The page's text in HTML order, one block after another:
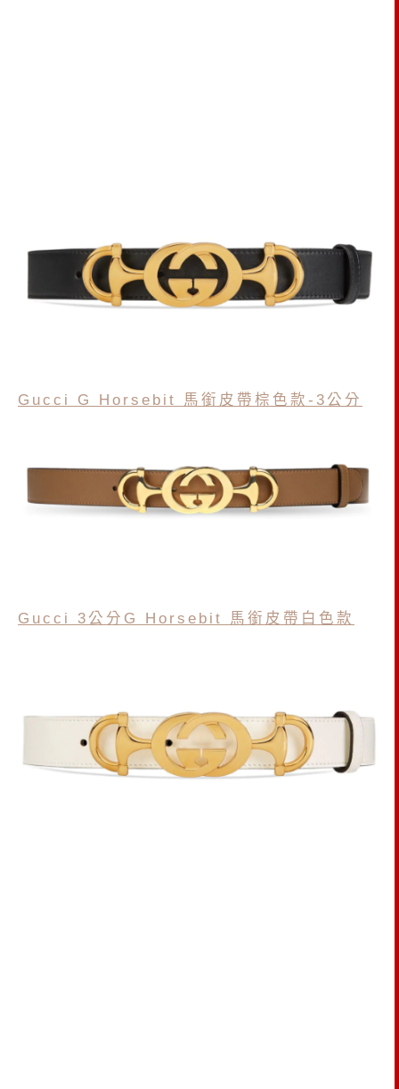
Gucci G Horsebit 馬銜皮帶棕色款-3公分
Gucci 3公分G Horsebit 馬銜皮帶白色款